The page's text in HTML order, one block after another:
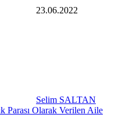
23.06.2022
Selim SALTAN